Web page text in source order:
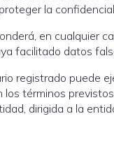
la
en cualquier
facilitado datos
registrado puede
los términos
dirigida a la